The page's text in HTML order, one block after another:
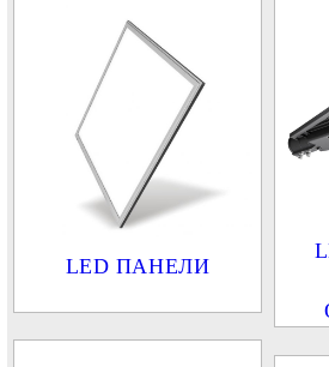
LED ПАНЕЛИ